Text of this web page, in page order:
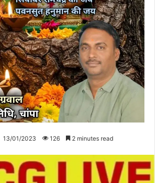
13/01/2023 126 2 minutes read